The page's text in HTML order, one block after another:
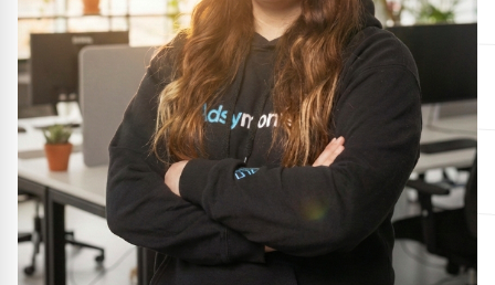
Współpracujemy już parę miesięcy i naprawdę dobrze to
wygląda, wszystko rzetelnie, uczciwie i czytelnie dla klienta,
polecam!
Opublikowano w Google
PL
Paweł Leńczuk